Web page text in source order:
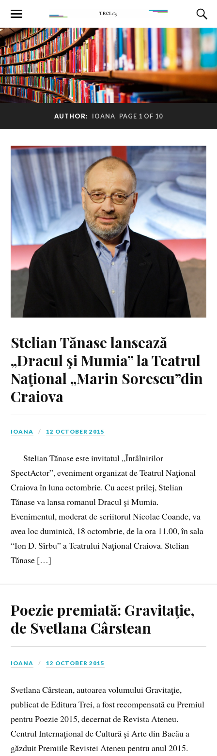
AUTHOR: IOANA PAGE 1 OF 10
Stelian Tănase lansează
„Dracul şi Mumia” la Teatrul
Naţional „Marin Sorescu”din
Craiova
IOANA 12 OCTOBER 2015
Stelian Tănase este invitatul „Întâlnirilor
SpectActor”, eveniment organizat de Teatrul Naţional
Craiova în luna octombrie. Cu acest prilej, Stelian
Tănase va lansa romanul Dracul şi Mumia.
Evenimentul, moderat de scriitorul Nicolae Coande, va
avea loc duminică, 18 octombrie, de la ora 11.00, în sala
“Ion D. Sîrbu” a Teatrului Naţional Craiova. Stelian
Tănase […]
Poezie premiată: Gravitaţie,
de Svetlana Cârstean
IOANA 12 OCTOBER 2015
Svetlana Cârstean, autoarea volumului Gravitaţie,
publicat de Editura Trei, a fost recompensată cu Premiul
pentru Poezie 2015, decernat de Revista Ateneu.
Centrul Internaţional de Cultură şi Arte din Bacău a
găzduit Premiile Revistei Ateneu pentru anul 2015.